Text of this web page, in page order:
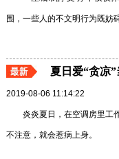
围，一些人的不文明行为既妨
夏日爱“贪凉
2019-08-06 11:14:22
炎炎夏日，在空调房里工
不注意，就会惹病上身。